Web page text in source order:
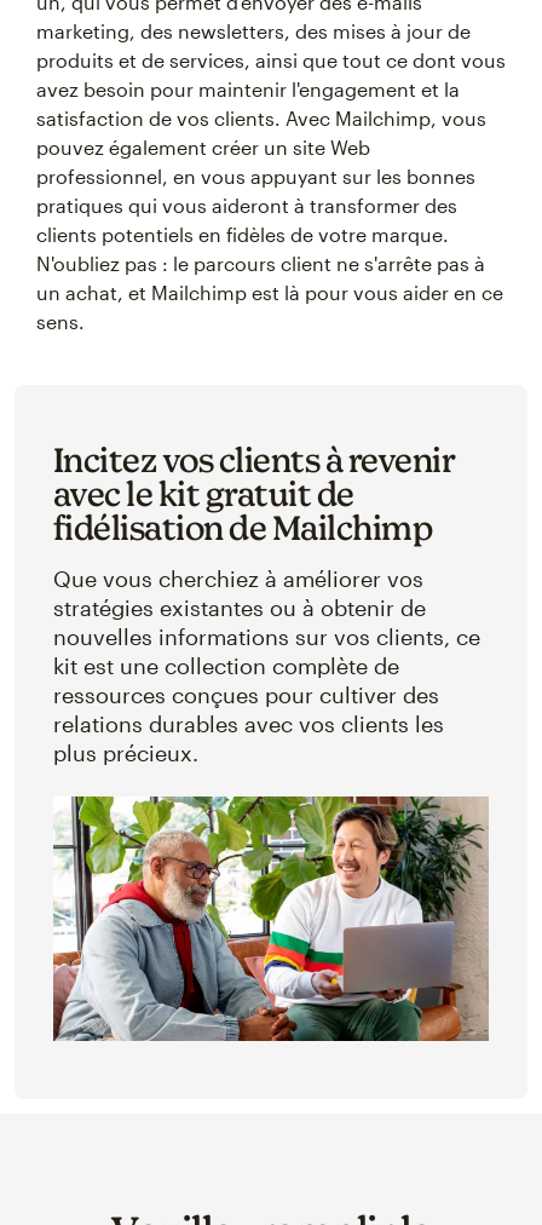
marketing, des newsletters, des mises à jour de
produits et de services, ainsi que tout ce dont vous
avez besoin pour maintenir l'engagement et la
satisfaction de vos clients. Avec Mailchimp, vous
pouvez également créer un site Web
professionnel, en vous appuyant sur les bonnes
pratiques qui vous aideront à transformer des
clients potentiels en fidèles de votre marque.
N'oubliez pas : le parcours client ne s'arrête pas à
un achat, et Mailchimp est là pour vous aider en ce
sens.
Incitez vos clients à revenir
avec le kit gratuit de
fidélisation de Mailchimp
Que vous cherchiez à améliorer vos
stratégies existantes ou à obtenir de
nouvelles informations sur vos clients, ce
kit est une collection complète de
ressources conçues pour cultiver des
relations durables avec vos clients les
plus précieux.